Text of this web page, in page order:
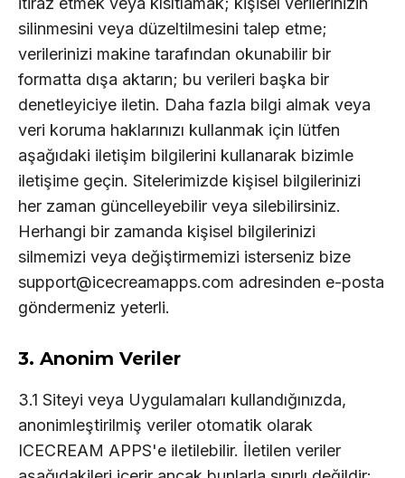
silinmesini veya düzeltilmesini talep etme;
verilerinizi makine tarafından okunabilir bir
formatta dışa aktarın; bu verileri başka bir
denetleyiciye iletin. Daha fazla bilgi almak veya
veri koruma haklarınızı kullanmak için lütfen
aşağıdaki iletişim bilgilerini kullanarak bizimle
iletişime geçin. Sitelerimizde kişisel bilgilerinizi
her zaman güncelleyebilir veya silebilirsiniz.
Herhangi bir zamanda kişisel bilgilerinizi
silmemizi veya değiştirmemizi isterseniz bize
support@icecreamapps.com adresinden e-posta
göndermeniz yeterli.
3. Anonim Veriler
3.1 Siteyi veya Uygulamaları kullandığınızda,
anonimleştirilmiş veriler otomatik olarak
ICECREAM APPS'e iletilebilir. İletilen veriler